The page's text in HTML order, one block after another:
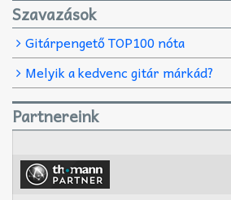
Szavazások
Gitárpengető TOP100 nóta
Melyik a kedvenc gitár márkád?
Partnereink